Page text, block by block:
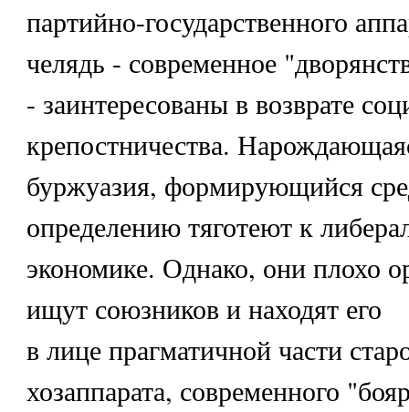
партийно-государственного
челядь - современное
- заинтересованы в возврате
крепостничества.
буржуазия, формирующийся
определению тяготеют к
экономике. Однако, они плохо
ищут союзников и находят его
в лице прагматичной части
хозаппарата, современного